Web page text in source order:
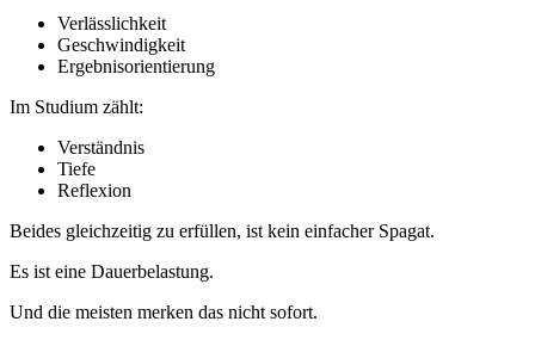
Verlässlichkeit
Geschwindigkeit
Ergebnisorientierung
Im Studium zählt:
Verständnis
Tiefe
Reflexion
Beides gleichzeitig zu erfüllen, ist kein einfacher Spagat.
Es ist eine Dauerbelastung.
Und die meisten merken das nicht sofort.